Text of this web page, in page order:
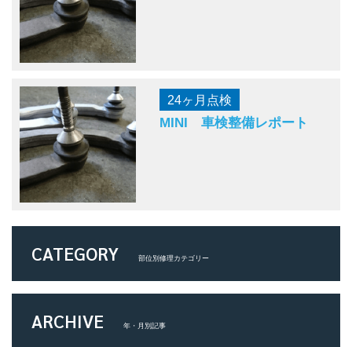
24ヶ月点検
MINI 車検整備レポート
CATEGORY 部位別修理カテゴリー
ARCHIVE 年・月別記事